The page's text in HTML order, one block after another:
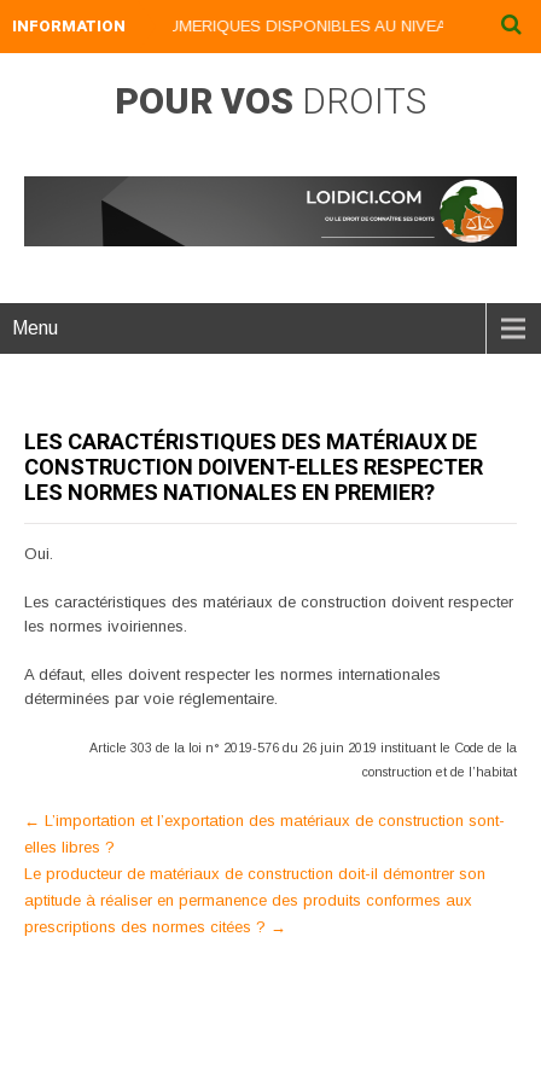
INFORMATION
NOS LIVRES NUMERIQUES DISPONIBLES AU NIVEAU DU
POUR VOS DROITS
Menu
LES CARACTÉRISTIQUES DES MATÉRIAUX DE
CONSTRUCTION DOIVENT-ELLES RESPECTER
LES NORMES NATIONALES EN PREMIER?
Oui.
Les caractéristiques des matériaux de construction doivent respecter
les normes ivoiriennes.
A défaut, elles doivent respecter les normes internationales
déterminées par voie réglementaire.
Article 303 de la loi n° 2019-576 du 26 juin 2019 instituant le Code de la
construction et de l’habitat
Post
navigation
← L’importation et l’exportation des matériaux de construction sont-
elles libres ?
Le producteur de matériaux de construction doit-il démontrer son
aptitude à réaliser en permanence des produits conformes aux
prescriptions des normes citées ? →